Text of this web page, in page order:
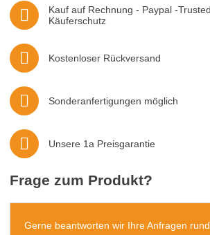
Kauf auf Rechnung - Paypal -
Käuferschutz
Kostenloser Rückversand
Sonderanfertigungen möglich
Unsere 1a Preisgarantie
Frage zum Produkt?
Gerne beantworten wir Ihre Anfragen